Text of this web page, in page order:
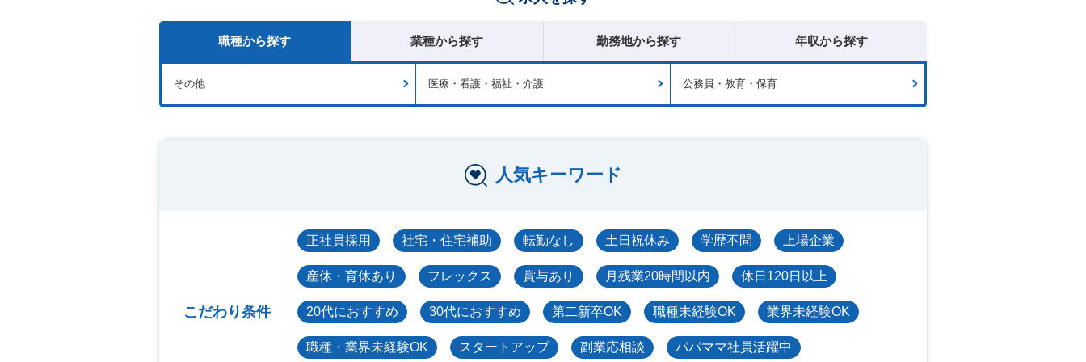
職種から探す 業種から探す 勤務地から探す 年収から探す
その他 医療・看護・福祉・介護 公務員・教育・保育
人気キーワード
こだわり条件
正社員採用 社宅・住宅補助 転勤なし 土日祝休み 学歴不問 上場企業
産休・育休あり フレックス 賞与あり 月残業20時間以内 休日120日以上
20代におすすめ 30代におすすめ 第二新卒OK 職種未経験OK 業界未経験OK
職種・業界未経験OK スタートアップ 副業応相談 パパママ社員活躍中